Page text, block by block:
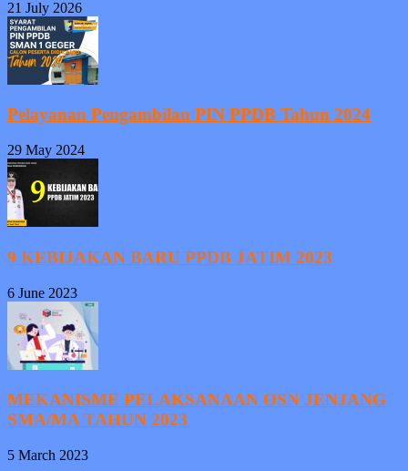
21 July 2026
Pelayanan Pengambilan PIN PPDB Tahun 2024
29 May 2024
9 KEBIJAKAN BARU PPDB JATIM 2023
6 June 2023
MEKANISME PELAKSANAAN OSN JENJANG
SMA/MA TAHUN 2023
5 March 2023